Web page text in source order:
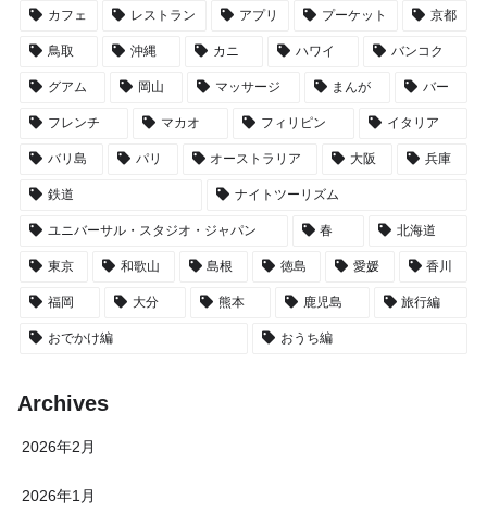
カフェ レストラン アプリ プーケット 京都
鳥取 沖縄 カニ ハワイ バンコク
グアム 岡山 マッサージ まんが バー
フレンチ マカオ フィリピン イタリア
バリ島 パリ オーストラリア 大阪 兵庫
鉄道 ナイトツーリズム
ユニバーサル・スタジオ・ジャパン 春 北海道
東京 和歌山 島根 徳島 愛媛 香川
福岡 大分 熊本 鹿児島 旅行編
おでかけ編 おうち編
Archives
2026年2月
2026年1月